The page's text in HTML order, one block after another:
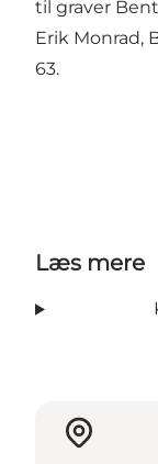
til graver
Erik Monrad,
63.
Læs mere